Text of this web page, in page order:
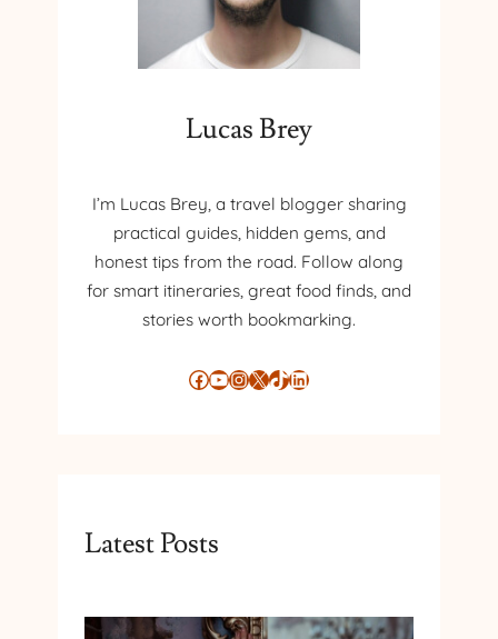
Lucas Brey
I’m Lucas Brey, a travel blogger sharing
practical guides, hidden gems, and
honest tips from the road. Follow along
for smart itineraries, great food finds, and
stories worth bookmarking.
Facebook YouTube InstagramX TikTok LinkedIn
Latest Posts